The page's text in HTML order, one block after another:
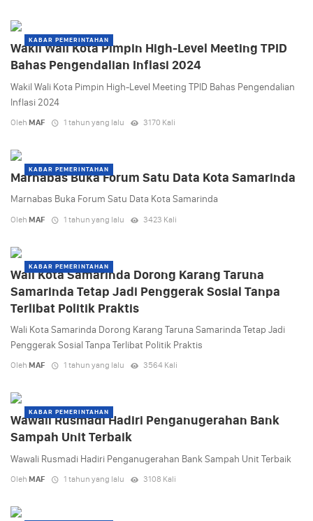
KABAR PEMERINTAHAN
Wakil Wali Kota Pimpin High-Level Meeting TPID
Bahas Pengendalian Inflasi 2024
Wakil Wali Kota Pimpin High-Level Meeting TPID Bahas Pengendalian
Inflasi 2024
Oleh MAF 1 tahun yang lalu 3170 Kali
KABAR PEMERINTAHAN
Marnabas Buka Forum Satu Data Kota Samarinda
Marnabas Buka Forum Satu Data Kota Samarinda
Oleh MAF 1 tahun yang lalu 3423 Kali
KABAR PEMERINTAHAN
Wali Kota Samarinda Dorong Karang Taruna
Samarinda Tetap Jadi Penggerak Sosial Tanpa
Terlibat Politik Praktis
Wali Kota Samarinda Dorong Karang Taruna Samarinda Tetap Jadi
Penggerak Sosial Tanpa Terlibat Politik Praktis
Oleh MAF 1 tahun yang lalu 3564 Kali
KABAR PEMERINTAHAN
Wawali Rusmadi Hadiri Penganugerahan Bank
Sampah Unit Terbaik
Wawali Rusmadi Hadiri Penganugerahan Bank Sampah Unit Terbaik
Oleh MAF 1 tahun yang lalu 3108 Kali